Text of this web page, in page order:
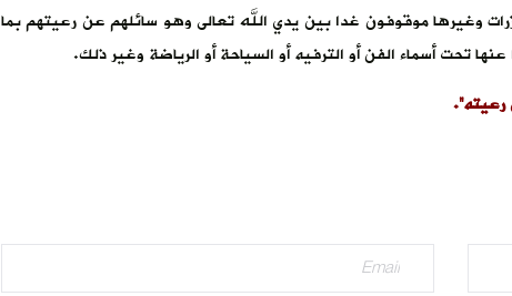
وغيرها موقوفون غدا بين يدي الله تعالى وهو سائلهم عن رعيتهم بما
عنها تحت أسماء الفن أو الترفيه أو السياحة أو الرياضة وغير ذلك.